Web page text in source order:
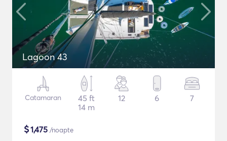
Lagoon 43
Catamaran
45 ft
14 m
12 6 7
$1,475 /noapte